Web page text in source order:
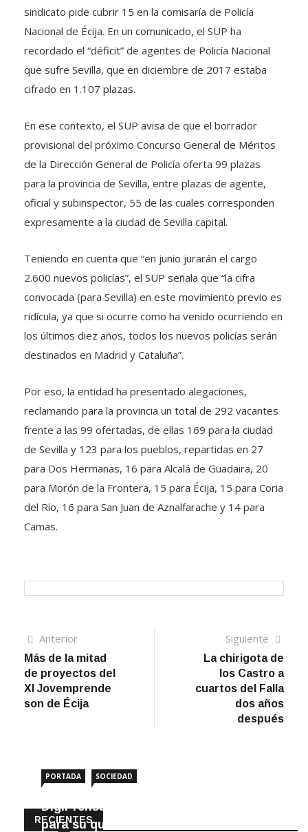
sindicato pide cubrir 15 en la comisaría de Policía
Nacional de Écija. En un comunicado, el SUP ha
recordado el “déficit” de agentes de Policía Nacional
que sufre Sevilla, que en diciembre de 2017 estaba
cifrado en 1.107 plazas.
En ese contexto, el SUP avisa de que el borrador
provisional del próximo Concurso General de Méritos
de la Dirección General de Policía oferta 99 plazas
para la provincia de Sevilla, entre plazas de agente,
oficial y subinspector, 55 de las cuales corresponden
expresamente a la ciudad de Sevilla capital.
Teniendo en cuenta que “en junio jurarán el cargo
2.600 nuevos policías”, el SUP señala que “la cifra
convocada (para Sevilla) en este movimiento previo es
ridícula, ya que si ocurre como ha venido ocurriendo en
los últimos diez años, todos los nuevos policías serán
destinados en Madrid y Cataluña”.
Por eso, la entidad ha presentado alegaciones,
reclamando para la provincia un total de 292 vacantes
frente a las 99 ofertadas, de ellas 169 para la ciudad
de Sevilla y 123 para los pueblos, repartidas en 27
para Dos Hermanas, 16 para Alcalá de Guadaira, 20
para Morón de la Frontera, 15 para Écija, 15 para Coria
del Río, 16 para San Juan de Aznalfarache y 14 para
Camas.
Navegación
de
entradas
AnteriorArtículo
anterior
Más de la mitad
de proyectos del
XI Jovemprende
son de Écija
Siguiente
La chirigota de
los Castro a
cuartos del Falla
dos años
después
RECIENTES
PORTADA SOCIEDAD
DigiPrensa selecciona a Écija al Día
para su quiosco mundial